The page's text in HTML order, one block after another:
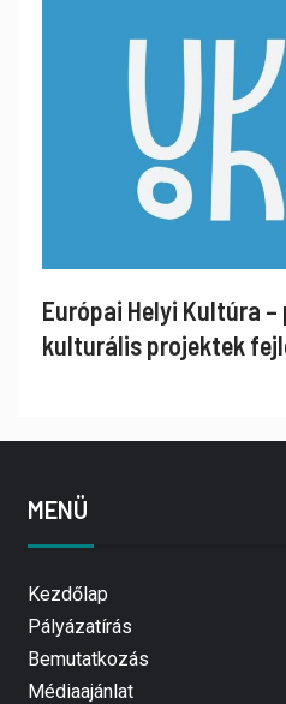
Európai Helyi Kultúra
kulturális projektek
MENÜ
Kezdőlap
Pályázatírás
Bemutatkozás
Médiaajánlat